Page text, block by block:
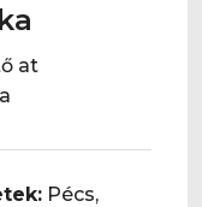
at
Pécs,